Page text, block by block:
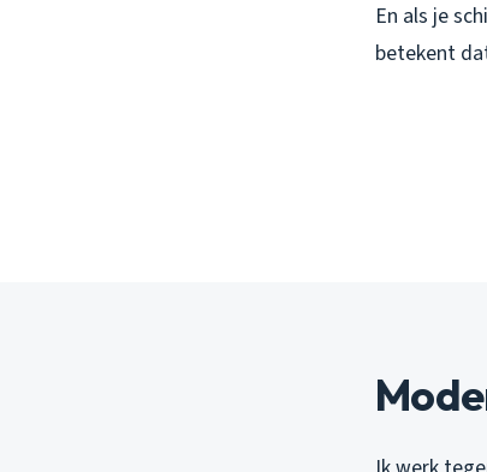
En als je
betekent